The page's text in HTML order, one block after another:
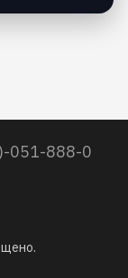
051-888-0